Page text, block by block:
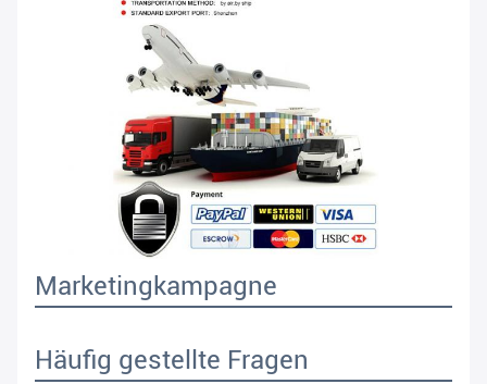
Marketingkampagne
Häufig gestellte Fragen